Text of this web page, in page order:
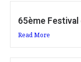
65ème Festival
Read More